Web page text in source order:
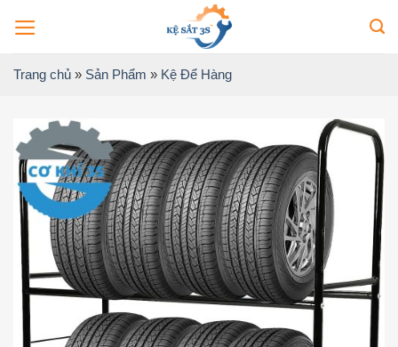
qua
nội
dungTrang chủ » Sản Phẩm » Kệ Để Hàng